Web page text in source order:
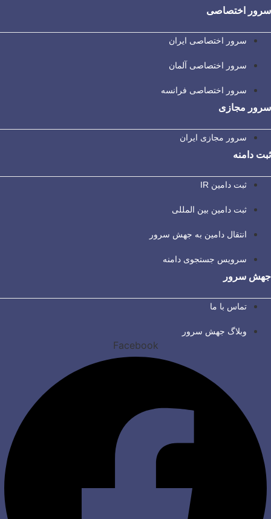
سرور اختصاصی
سرور اختصاصی ایران
سرور اختصاصی آلمان
سرور اختصاصی فرانسه
سرور مجازی
سرور مجازی ایران
ثبت دامنه
ثبت دامین IR
ثبت دامین بین المللی
انتقال دامین به جهش سرور
سرویس جستجوی دامنه
جهش سرور
تماس با ما
وبلاگ جهش سرور
Facebook